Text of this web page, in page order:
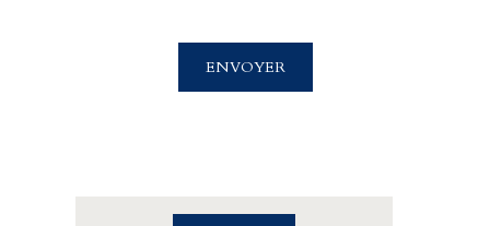
4 rue Saint Sauveur
ENVOYER